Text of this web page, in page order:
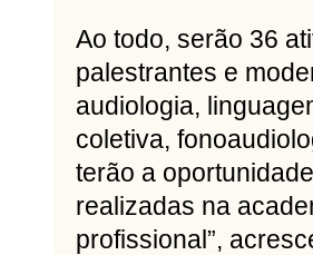
Ao todo, serão 36
palestrantes e
audiologia,
coletiva,
terão a
realizadas na
profissional”,